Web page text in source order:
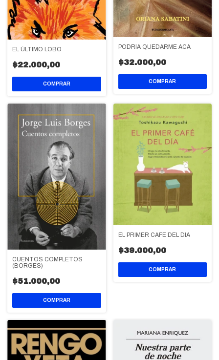
EL ÚLTIMO LOBO
$22.000,00
PODRÍA QUEDARME ACÁ
$32.000,00
CUENTOS COMPLETOS
(BORGES)
$51.000,00
EL PRIMER CAFE DEL DIA
$39.000,00